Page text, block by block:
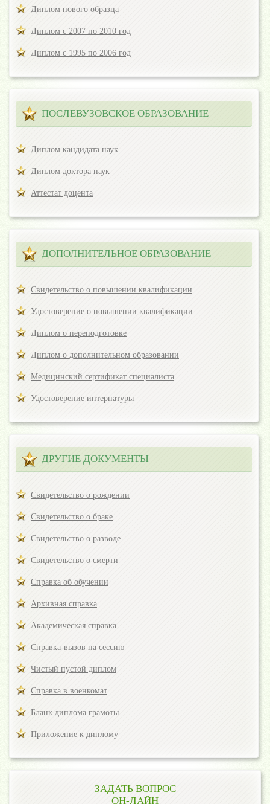
Диплом нового образца
Диплом с 2007 по 2010 год
Диплом с 1995 по 2006 год
ПОСЛЕВУЗОВСКОЕ ОБРАЗОВАНИЕ
Диплом кандидата наук
Диплом доктора наук
Аттестат доцента
ДОПОЛНИТЕЛЬНОЕ ОБРАЗОВАНИЕ
Свидетельство о повышении квалификации
Удостоверение о повышении квалификации
Диплом о переподготовке
Диплом о дополнительном образовании
Медицинский сертификат специалиста
Удостоверение интернатуры
ДРУГИЕ ДОКУМЕНТЫ
Свидетельство о рождении
Свидетельство о браке
Свидетельство о разводе
Свидетельство о смерти
Справка об обучении
Архивная справка
Академическая справка
Справка-вызов на сессию
Чистый пустой диплом
Справка в военкомат
Бланк диплома грамоты
Приложение к диплому
ЗАДАТЬ ВОПРОС
ОН-ЛАЙН